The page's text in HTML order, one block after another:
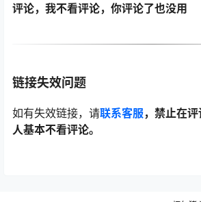
评论，我不看评论，你评论了也没用
链接失效问题
如有失效链接，请联系客服，禁止在
人基本不看评论。